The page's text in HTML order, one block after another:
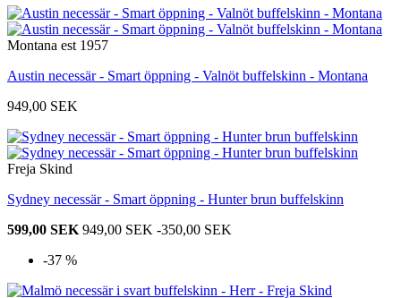
Montana est 1957
Austin necessär - Smart öppning - Valnöt buffelskinn - Montana
949,00 SEK
Freja Skind
Sydney necessär - Smart öppning - Hunter brun buffelskinn
599,00 SEK 949,00 SEK -350,00 SEK
-37 %